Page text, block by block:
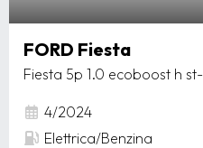
FORD Fiesta
Fiesta 5p 1.0 ecoboost h
4/2024
Elettrica/Benzina